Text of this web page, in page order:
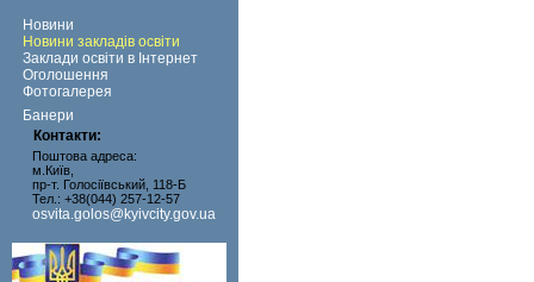
Новини
Новини закладів освіти
Заклади освіти в Інтернет
Оголошення
Фотогалерея
Банери
Контакти:
Поштова адреса:
м.Київ,
пр-т. Голосіївський, 118-Б
Тел.: +38(044) 257-12-57
osvita.golos@kyivcity.gov.ua